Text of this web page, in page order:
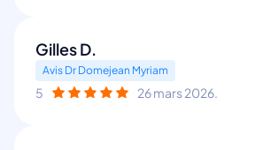
Gilles D.
Avis Dr Domejean Myriam
5 26 mars 2026.